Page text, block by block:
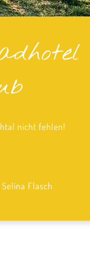
nicht fehlen!
Flasch